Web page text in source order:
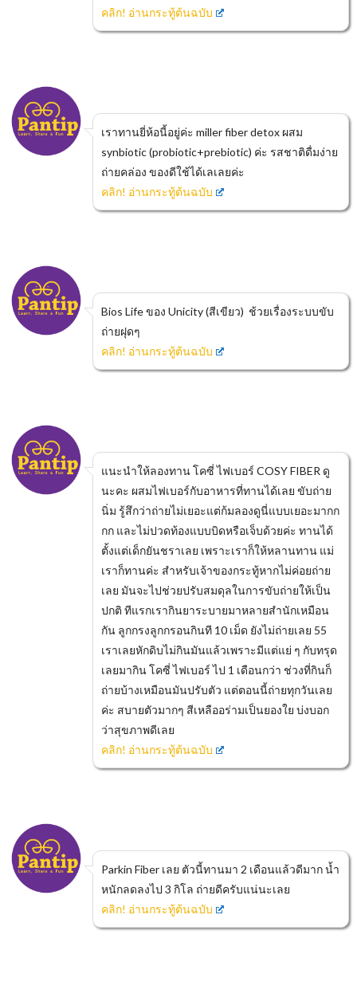
คลิก! อ่านกระทู้ต้นฉบับ
เราทานยี่ห้อนี้อยู่ค่ะ miller fiber detox ผสม
synbiotic (probiotic+prebiotic) ค่ะ รสชาติดื่มง่าย
ถ่ายคล่อง ของดีใช้ได้เลเลยค่ะ
คลิก! อ่านกระทู้ต้นฉบับ
Bios Life ของ Unicity (สีเขียว) ช้วยเรื่องระบบขับ
ถ่ายฝุดๆ
คลิก! อ่านกระทู้ต้นฉบับ
แนะนำให้ลองทาน โคซี่ ไฟเบอร์ COSY FIBER ดู
นะคะ ผสมไฟเบอร์กับอาหารที่ทานได้เลย ขับถ่าย
นิ่ม รู้สึกว่าถ่ายไม่เยอะแต่ก้มลองดูนี่แบบเยอะมากก
กก และไม่ปวดท้องแบบบิดหรือเจ็บด้วยค่ะ ทานได้
ตั้งแต่เด็กยันชราเลย เพราะเราก็ให้หลานทาน แม่
เราก็ทานค่ะ สำหรับเจ้าของกระทู้หากไม่ค่อยถ่าย
เลย มันจะไปช่วยปรับสมดุลในการขับถ่ายให้เป็น
ปกติ ทีแรกเรากินยาระบายมาหลายสำนักเหมือน
กัน ลูกกรงลูกกรอนกินที 10 เม็ด ยังไม่ถ่ายเลย 55
เราเลยหักดิบไม่กินมันแล้วเพราะมีแต่แย่ ๆ กับทรุด
เลยมากิน โคซี่ ไฟเบอร์ ไป 1 เดือนกว่า ช่วงที่กินก็
ถ่ายบ้างเหมือนมันปรับตัว แต่ตอนนี้ถ่ายทุกวันเลย
ค่ะ สบายตัวมากๆ สีเหลืออร่ามเป็นยองใย บ่งบอก
ว่าสุขภาพดีเลย
คลิก! อ่านกระทู้ต้นฉบับ
Parkin Fiber เลย ตัวนี้ทานมา 2 เดือนแล้วดีมาก น้ำ
หนักลดลงไป 3 กิโล ถ่ายดีครับแน่นะเลย
คลิก! อ่านกระทู้ต้นฉบับ